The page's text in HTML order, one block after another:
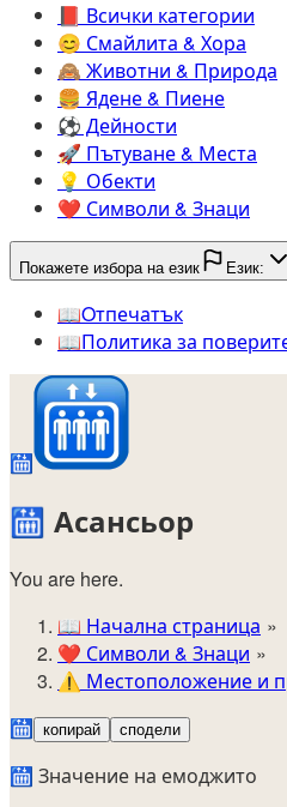
📕️ Всички категории
😊️ Смайлита & Хора
🙈️ Животни & Природа
🍔️ Ядене & Пиене
⚽️ Дейности
🚀️ Пътуване & Места
💡️ Обекти
❤️ Символи & Знаци
Покажете избора на език Език:
📖️Oтпечатък
📖️Политика за
🛗
🛗 Асансьор
You are here.
📖 Начална страница
❤️ Символи & Знаци
⚠️ Местоположение и
🛗 копирай сподели
🛗 Значение на емоджито